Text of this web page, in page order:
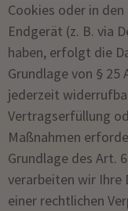
Cookies oder in
Endgerät (z. B. via
haben, erfolgt die
Grundlage von § 25
jederzeit
Vertragserfüllung
Maßnahmen
Grundlage des Art.
verarbeiten wir Ihre
einer rechtlichen